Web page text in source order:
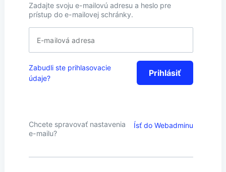
Zadajte svoju e-mailovú adresu a heslo pre
prístup do e-mailovej schránky.
E-mailová adresa
Zabudli ste prihlasovacie
údaje?
Prihlásiť
Chcete spravovať nastavenia
e-mailu?
Ísť do Webadminu